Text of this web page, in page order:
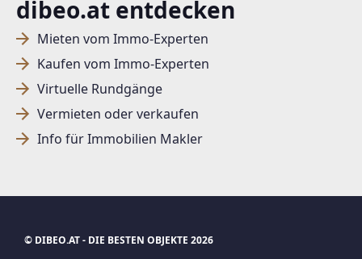
dibeo.at entdecken
Mieten vom Immo-Experten
Kaufen vom Immo-Experten
Virtuelle Rundgänge
Vermieten oder verkaufen
Info für Immobilien Makler
© DIBEO.AT - DIE BESTEN OBJEKTE 2026